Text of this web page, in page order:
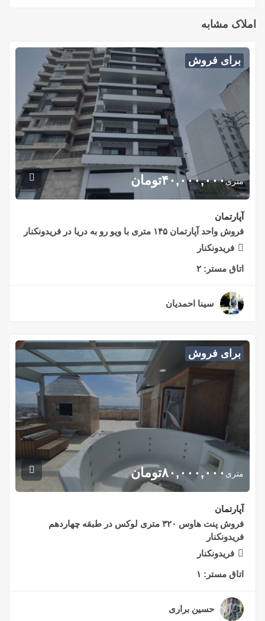
املاک مشابه
برای فروش
متری۴۰,۰۰۰,۰۰۰تومان
آپارتمان
فروش واحد آپارتمان ۱۴۵ متری با ویو رو به دریا در فریدونکنار
فریدونکنار
اتاق مستر: ۲
سینا احمدیان
برای فروش
متری ۸۰,۰۰۰,۰۰۰تومان
آپارتمان
فروش پنت هاوس ۳۲۰ متری لوکس در طبقه چهاردهم
فریدونکنار
فریدونکنار
اتاق مستر: ۱
حسین براری